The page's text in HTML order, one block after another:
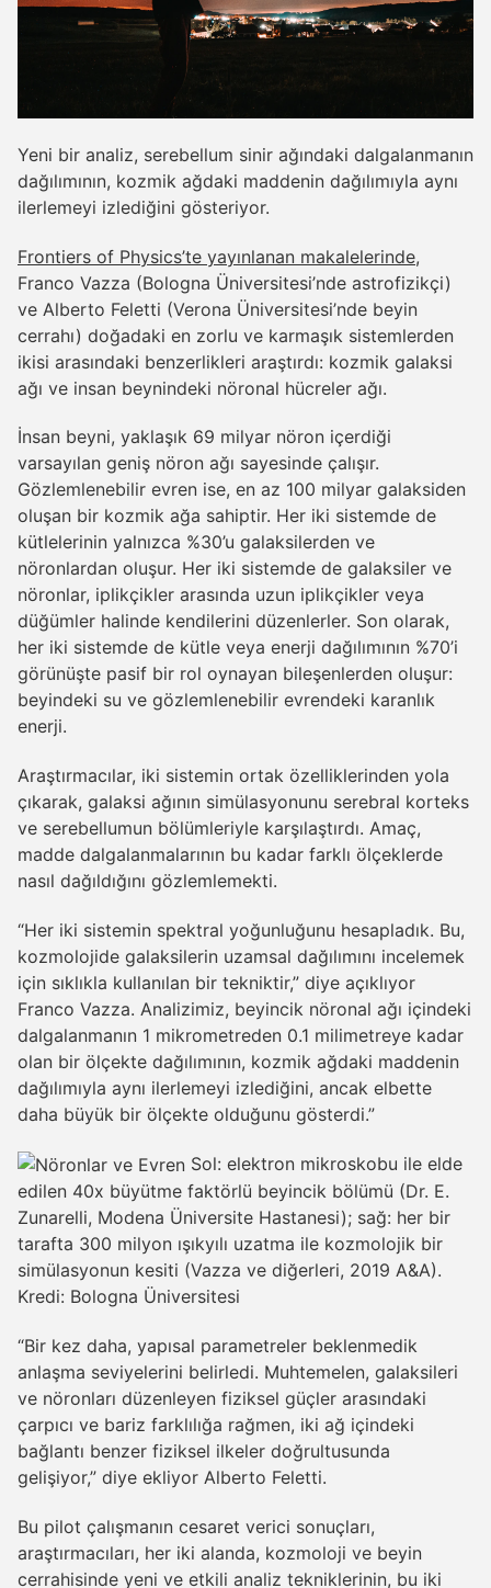
Yeni bir analiz, serebellum sinir ağındaki dalgalanmanın
dağılımının, kozmik ağdaki maddenin dağılımıyla aynı
ilerlemeyi izlediğini gösteriyor.
Frontiers of Physics’te yayınlanan makalelerinde,
Franco Vazza (Bologna Üniversitesi’nde astrofizikçi)
ve Alberto Feletti (Verona Üniversitesi’nde beyin
cerrahı) doğadaki en zorlu ve karmaşık sistemlerden
ikisi arasındaki benzerlikleri araştırdı: kozmik galaksi
ağı ve insan beynindeki nöronal hücreler ağı.
İnsan beyni, yaklaşık 69 milyar nöron içerdiği
varsayılan geniş nöron ağı sayesinde çalışır.
Gözlemlenebilir evren ise, en az 100 milyar galaksiden
oluşan bir kozmik ağa sahiptir. Her iki sistemde de
kütlelerinin yalnızca %30’u galaksilerden ve
nöronlardan oluşur. Her iki sistemde de galaksiler ve
nöronlar, iplikçikler arasında uzun iplikçikler veya
düğümler halinde kendilerini düzenlerler. Son olarak,
her iki sistemde de kütle veya enerji dağılımının %70’i
görünüşte pasif bir rol oynayan bileşenlerden oluşur:
beyindeki su ve gözlemlenebilir evrendeki karanlık
enerji.
Araştırmacılar, iki sistemin ortak özelliklerinden yola
çıkarak, galaksi ağının simülasyonunu serebral korteks
ve serebellumun bölümleriyle karşılaştırdı. Amaç,
madde dalgalanmalarının bu kadar farklı ölçeklerde
nasıl dağıldığını gözlemlemekti.
“Her iki sistemin spektral yoğunluğunu hesapladık. Bu,
kozmolojide galaksilerin uzamsal dağılımını incelemek
için sıklıkla kullanılan bir tekniktir,” diye açıklıyor
Franco Vazza. Analizimiz, beyincik nöronal ağı içindeki
dalgalanmanın 1 mikrometreden 0.1 milimetreye kadar
olan bir ölçekte dağılımının, kozmik ağdaki maddenin
dağılımıyla aynı ilerlemeyi izlediğini, ancak elbette
daha büyük bir ölçekte olduğunu gösterdi.”
Sol: elektron mikroskobu ile elde
edilen 40x büyütme faktörlü beyincik bölümü (Dr. E.
Zunarelli, Modena Üniversite Hastanesi); sağ: her bir
tarafta 300 milyon ışıkyılı uzatma ile kozmolojik bir
simülasyonun kesiti (Vazza ve diğerleri, 2019 A&A).
Kredi: Bologna Üniversitesi
“Bir kez daha, yapısal parametreler beklenmedik
anlaşma seviyelerini belirledi. Muhtemelen, galaksileri
ve nöronları düzenleyen fiziksel güçler arasındaki
çarpıcı ve bariz farklılığa rağmen, iki ağ içindeki
bağlantı benzer fiziksel ilkeler doğrultusunda
gelişiyor,” diye ekliyor Alberto Feletti.
Bu pilot çalışmanın cesaret verici sonuçları,
araştırmacıları, her iki alanda, kozmoloji ve beyin
cerrahisinde yeni ve etkili analiz tekniklerinin, bu iki